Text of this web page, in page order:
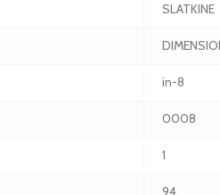
SLATKINE
in-8
0008
1
94